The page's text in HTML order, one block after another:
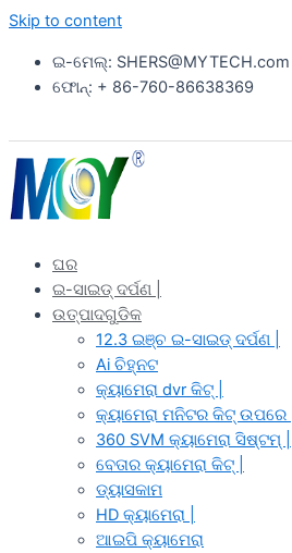
Skip to content
ଇ-ମେଲ୍: SHERS@MYTECH.com
ଫୋନ୍: + 86-760-86638369
ଘର
ଇ-ସାଇଡ୍ ଦର୍ପଣ |
ଉତ୍ପାଦଗୁଡିକ
12.3 ଇଞ୍ଚ ଇ-ସାଇଡ୍ ଦର୍ପଣ |
Ai ଚିହ୍ନଟ
କ୍ୟାମେରା dvr କିଟ୍ |
କ୍ୟାମେରା ମନିଟର କିଟ୍ ଉପରେ |
360 SVM କ୍ୟାମେରା ସିଷ୍ଟମ୍ |
ବେତାର କ୍ୟାମେରା କିଟ୍ |
ଡ୍ୟାସକାମ
HD କ୍ୟାମେରା |
ଆଇପି କ୍ୟାମେରା